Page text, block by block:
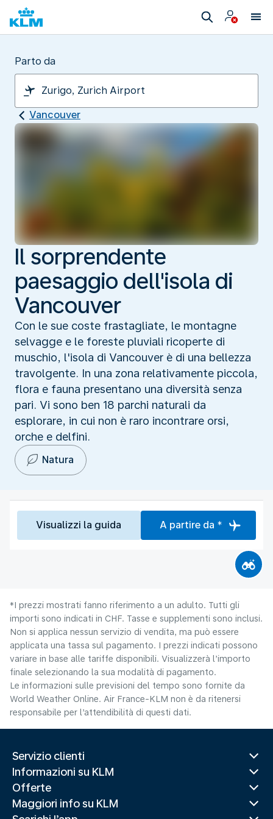
Parto da
Vancouver
Il sorprendente
paesaggio dell'isola di
Vancouver
Con le sue coste frastagliate, le montagne
selvagge e le foreste pluviali ricoperte di
muschio, l'isola di Vancouver è di una bellezza
travolgente. In una zona relativamente piccola,
flora e fauna presentano una diversità senza
pari. Vi sono ben 18 parchi naturali da
esplorare, in cui non è raro incontrare orsi,
orche e delfini.
Natura
Visualizzi la guida A partire da *
*I prezzi mostrati fanno riferimento a un adulto. Tutti gli
importi sono indicati in CHF. Tasse e supplementi sono inclusi.
Non si applica nessun servizio di vendita, ma può essere
applicata una tassa sul pagamento. I prezzi indicati possono
variare in base alle tariffe disponibili. Visualizzerà l’importo
finale selezionando la sua modalità di pagamento.
Le informazioni sulle previsioni del tempo sono fornite da
World Weather Online. Air France-KLM non è da ritenersi
responsabile per l’attendibilità di questi dati.
Servizio clienti
Informazioni su KLM
Offerte
Maggiori info su KLM